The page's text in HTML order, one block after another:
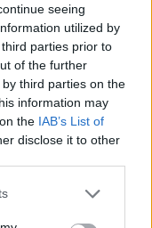
seeing
utilized by
parties prior to
of the further
third parties on the
information may
the IAB’s List of
disclose it to other
Έφυγε ο
παίκτες